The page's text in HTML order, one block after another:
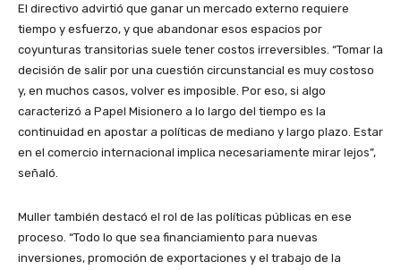
El directivo advirtió que ganar un mercado externo requiere
tiempo y esfuerzo, y que abandonar esos espacios por
coyunturas transitorias suele tener costos irreversibles. “Tomar la
decisión de salir por una cuestión circunstancial es muy costoso
y, en muchos casos, volver es imposible. Por eso, si algo
caracterizó a Papel Misionero a lo largo del tiempo es la
continuidad en apostar a políticas de mediano y largo plazo. Estar
en el comercio internacional implica necesariamente mirar lejos”,
señaló.
Muller también destacó el rol de las políticas públicas en ese
proceso. “Todo lo que sea financiamiento para nuevas
inversiones, promoción de exportaciones y el trabajo de la